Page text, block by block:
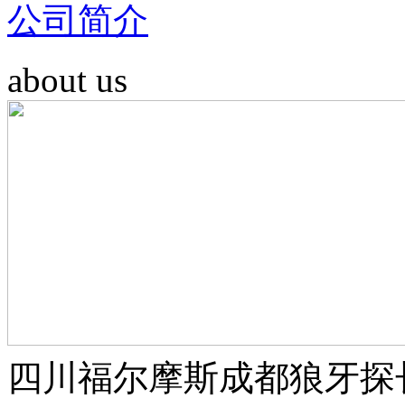
公司简介
about us
四川福尔摩斯成都狼牙